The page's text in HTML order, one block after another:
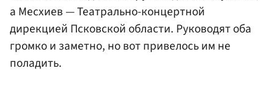
а Месхиев — Театрально-концертной
дирекцией Псковской области. Руководят оба
громко и заметно, но вот привелось им не
поладить.